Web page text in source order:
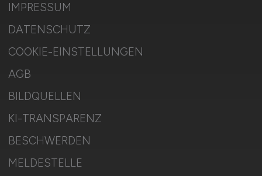
IMPRESSUM
DATENSCHUTZ
COOKIE-EINSTELLUNGEN
AGB
BILDQUELLEN
KI-TRANSPARENZ
BESCHWERDEN
MELDESTELLE